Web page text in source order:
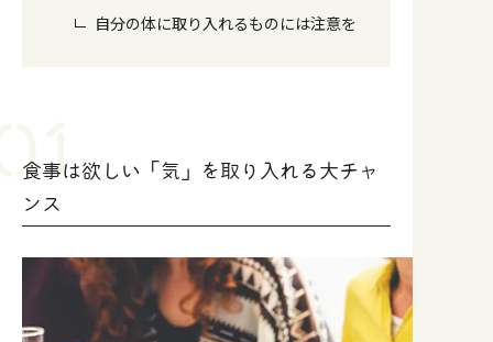
自分の体に取り入れるものには注意を
食事は欲しい「気」を取り入れる大チャ
ンス